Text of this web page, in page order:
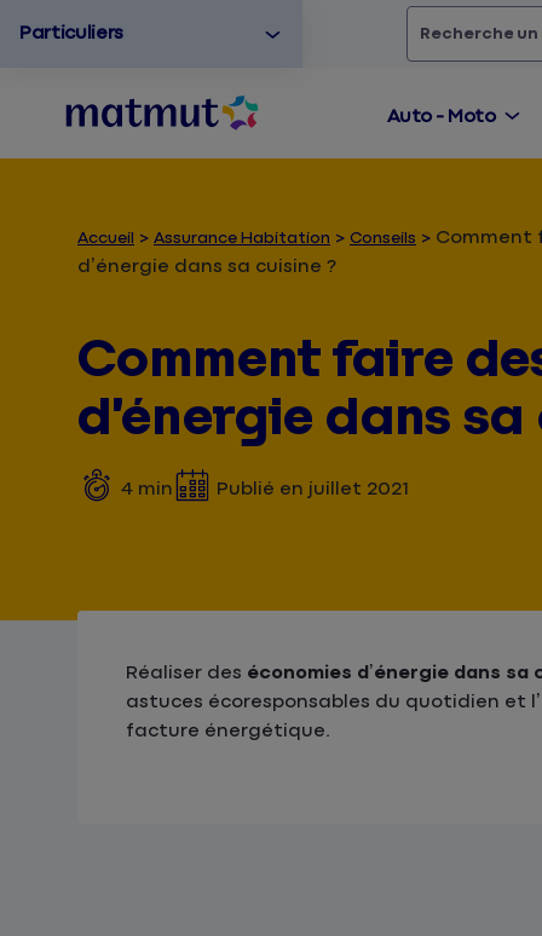
Particuliers Rechercher
Auto - Moto
Accueil Assurance Habitation Conseils
Comment
d’énergie dans sa cuisine ?
Comment faire
d’énergie dans sa
4 min Publié en juillet 2021
Réaliser des économies d’énergie dans sa
astuces écoresponsables du quotidien et
facture énergétique.